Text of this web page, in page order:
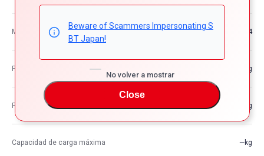
Beware of Scammers Impersonating S
BT Japan!
No volver a mostrar
Close
M3 10.74
Peso del vehículo —kg
Peso bruto del vehículo —kg
Capacidad de carga máxima —kg